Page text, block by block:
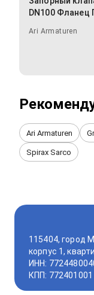
DN100 Фланец
Ari Armaturen
Ari Armaturen
Spirax Sarco
115404, город
корпус 1,
ИНН:
КПП: 772401001